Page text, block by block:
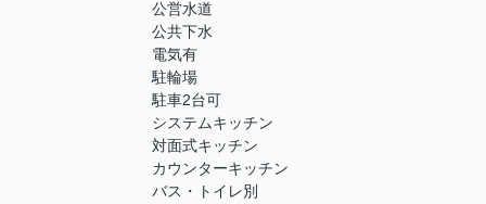
公営水道
公共下水
電気有
駐輪場
駐車2台可
システムキッチン
対面式キッチン
カウンターキッチン
バス・トイレ別